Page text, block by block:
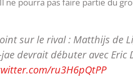
ne pourra pas faire partie du
sur le rival : Matthijs de
devrait débuter avec Eric
ru3H6pQtPP